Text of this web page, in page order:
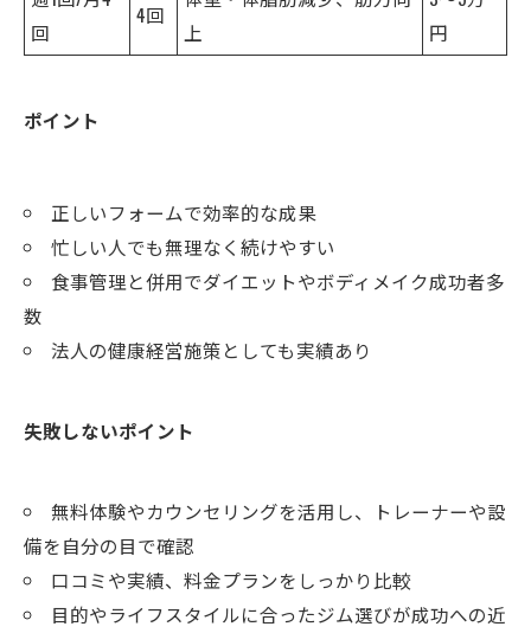
回
4回
上
円
ポイント
正しいフォームで効率的な成果
忙しい人でも無理なく続けやすい
食事管理と併用でダイエットやボディメイク成功者多
数
法人の健康経営施策としても実績あり
失敗しないポイント
無料体験やカウンセリングを活用し、トレーナーや設
備を自分の目で確認
口コミや実績、料金プランをしっかり比較
目的やライフスタイルに合ったジム選びが成功への近
お問い合わせはこちら